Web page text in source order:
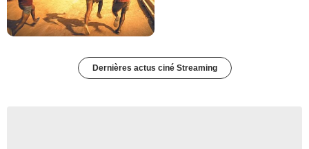
Dernières actus ciné Streaming